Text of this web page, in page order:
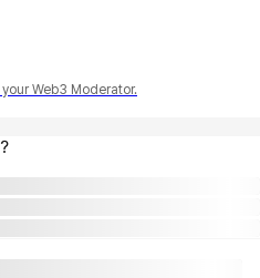
Web3 Moderator.